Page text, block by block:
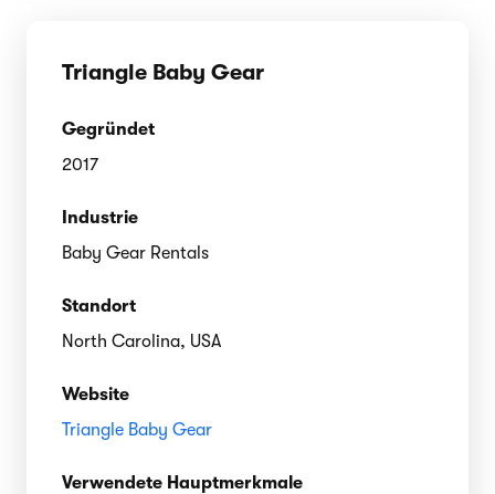
Triangle Baby Gear
Gegründet
2017
Industrie
Baby Gear Rentals
Standort
North Carolina, USA
Website
Triangle Baby Gear
Verwendete Hauptmerkmale